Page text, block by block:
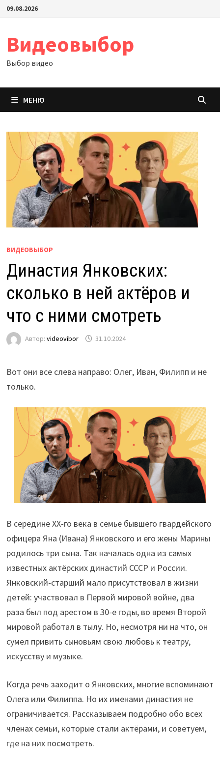
Перейти
09.08.2026
Видеовыбор
Выбор видео
МЕНЮ
ВИДЕОВЫБОР
Династия Янковских:
сколько в ней актёров и
что с ними смотреть
Автор: videovibor 31.10.2024
Вот они все слева направо: Олег, Иван, Филипп и не
только.
В середине XX-го века в семье бывшего гвардейского
офицера Яна (Ивана) Янковского и его жены Марины
родилось три сына. Так началась одна из самых
известных актёрских династий СССР и России.
Янковский-старший мало присутствовал в жизни
детей: участвовал в Первой мировой войне, два
раза был под арестом в 30-е годы, во время Второй
мировой работал в тылу. Но, несмотря ни на что, он
сумел привить сыновьям свою любовь к театру,
искусству и музыке.
Когда речь заходит о Янковских, многие вспоминают
Олега или Филиппа. Но их именами династия не
ограничивается. Рассказываем подробно обо всех
членах семьи, которые стали актёрами, и советуем,
где на них посмотреть.